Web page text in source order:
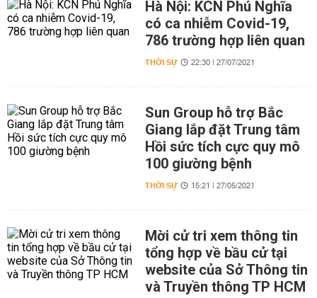
Hà Nội: KCN Phú Nghĩa
có ca nhiễm Covid-19,
786 trường hợp liên quan
THỜI SỰ 22:30 | 27/07/2021
Sun Group hỗ trợ Bắc
Giang lắp đặt Trung tâm
Hồi sức tích cực quy mô
100 giường bệnh
THỜI SỰ 15:21 | 27/05/2021
Mời cử tri xem thông tin
tổng hợp về bầu cử tại
website của Sở Thông tin
và Truyền thông TP HCM